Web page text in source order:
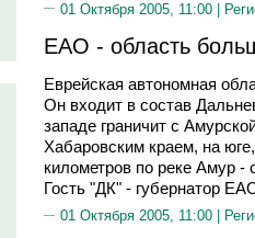
01 Октября 2005, 11:00 |
ЕАО - область
Еврейская автономная
Он входит в состав
западе граничит с
Хабаровским краем, на
километров по реке Амур -
Гость "ДК" - губернатор
01 Октября 2005, 11:00 |